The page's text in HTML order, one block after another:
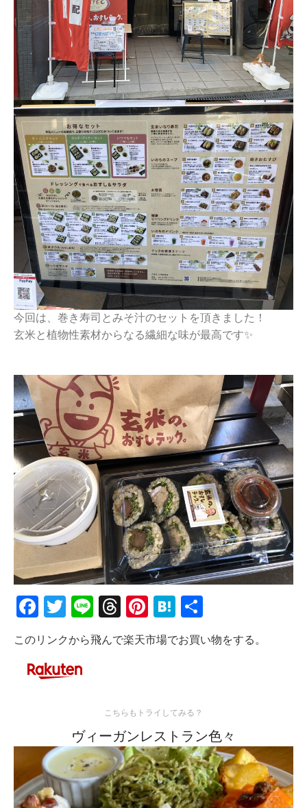
今回は、巻き寿司とみそ汁のセットを頂きました！
玄米と植物性素材からなる繊細な味が最高です✨
Facebook
Twitter
LineThreads
Pinterest
Hatena
有
このリンクから飛んで楽天市場でお買い物をする。
こちらもトライしてみる？
ヴィーガンレストラン色々